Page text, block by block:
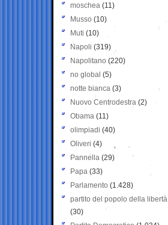
moschea (11)
Musso (10)
Muti (10)
Napoli (319)
Napolitano (220)
no global (5)
notte bianca (3)
Nuovo Centrodestra (2)
Obama (11)
olimpiadi (40)
Oliveri (4)
Pannella (29)
Papa (33)
Parlamento (1.428)
partito del popolo della libertà
(30)